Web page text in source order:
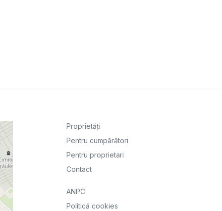
Proprietăți
Pentru cumpărători
Pentru proprietari
Contact
ANPC
Politică cookies